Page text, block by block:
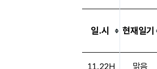
일.시 현재일기
11.22H 맑음